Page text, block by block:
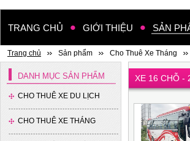
TRANG CHỦ GIỚI THIỆU SẢN
Trang chủ Sản phẩm Cho Thuê Xe Tháng
DANH MỤC SẢN PHẨM
CHO THUÊ XE DU LỊCH
CHO THUÊ XE THÁNG
Xe 45 chỗ - Kia Granbird
XE 16 CHỖ -